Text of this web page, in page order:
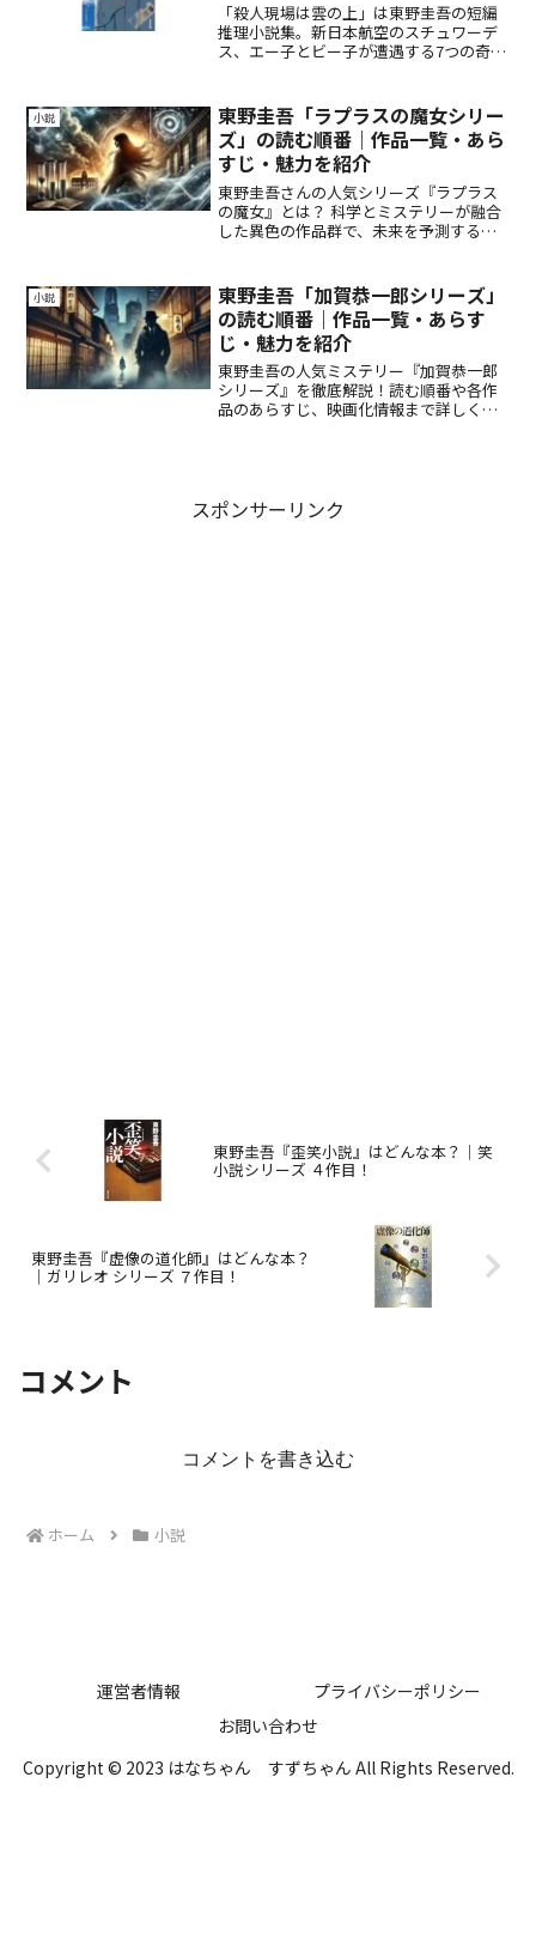
「殺人現場は雲の上」は東野圭吾の短編
推理小説集。新日本航空のスチュワーデ
ス、エー子とビー子が遭遇する7つの奇妙
小説
東野圭吾「ラプラスの魔女シリー
ズ」の読む順番｜作品一覧・あら
すじ・魅力を紹介
東野圭吾さんの人気シリーズ『ラプラス
の魔女』とは？ 科学とミステリーが融合
した異色の作品群で、未来を予測する少
た七日間』の魅力を徹底解説します！
小説
東野圭吾「加賀恭一郎シリーズ」
の読む順番｜作品一覧・あらす
じ・魅力を紹介
東野圭吾の人気ミステリー『加賀恭一郎
シリーズ』を徹底解説！読む順番や各作
品のあらすじ、映画化情報まで詳しく紹
スポンサーリンク
東野圭吾『歪笑小説』はどんな本？｜笑
小説シリーズ ４作目！
東野圭吾『虚像の道化師』はどんな本？
｜ガリレオ シリーズ ７作目！
コメント
コメントを書き込む
ホーム 小説
運営者情報
プライバシーポリシー
お問い合わせ
Copyright © 2023 はなちゃん すずちゃん All Rights Reserved.